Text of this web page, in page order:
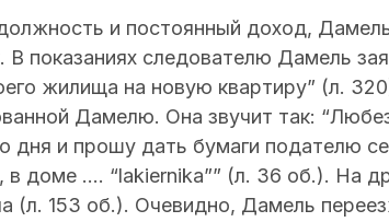
и постоянный доход,
В показаниях следователю Дамель
жилища на новую квартиру” (л.
Дамелю. Она звучит так:
дня и прошу дать бумаги подателю
в доме …. “lakiernika”” (л. 36 об.). На
(л. 153 об.). Очевидно, Дамель